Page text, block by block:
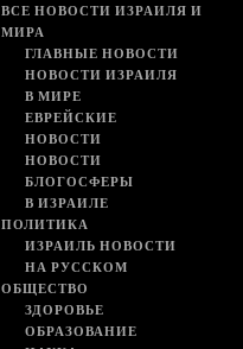
ВСЕ НОВОСТИ ИЗРАИЛЯ И
МИРА
ГЛАВНЫЕ НОВОСТИ
НОВОСТИ ИЗРАИЛЯ
В МИРЕ
ЕВРЕЙСКИЕ
НОВОСТИ
НОВОСТИ
БЛОГОСФЕРЫ
В ИЗРАИЛЕ
ПОЛИТИКА
ИЗРАИЛЬ НОВОСТИ
НА РУССКОМ
ОБЩЕСТВО
ЗДОРОВЬЕ
ОБРАЗОВАНИЕ